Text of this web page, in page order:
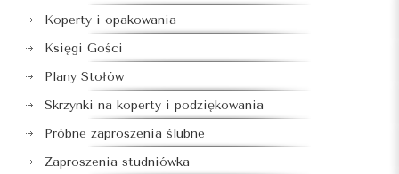
Koperty i opakowania
Księgi Gości
Plany Stołów
Skrzynki na koperty i podziękowania
Próbne zaproszenia ślubne
Zaproszenia studniówka